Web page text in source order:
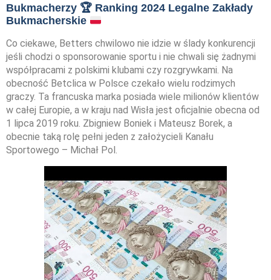
Bukmacherzy 🏆 Ranking 2024 Legalne Zakłady
Bukmacherskie
Co ciekawe, Betters chwilowo nie idzie w ślady konkurencji
jeśli chodzi o sponsorowanie sportu i nie chwali się żadnymi
współpracami z polskimi klubami czy rozgrywkami. Na
obecność Betclica w Polsce czekało wielu rodzimych
graczy. Ta francuska marka posiada wiele milionów klientów
w całej Europie, a w kraju nad Wisła jest oficjalnie obecna od
1 lipca 2019 roku. Zbigniew Boniek i Mateusz Borek, a
obecnie taką rolę pełni jeden z założycieli Kanału
Sportowego – Michał Pol.